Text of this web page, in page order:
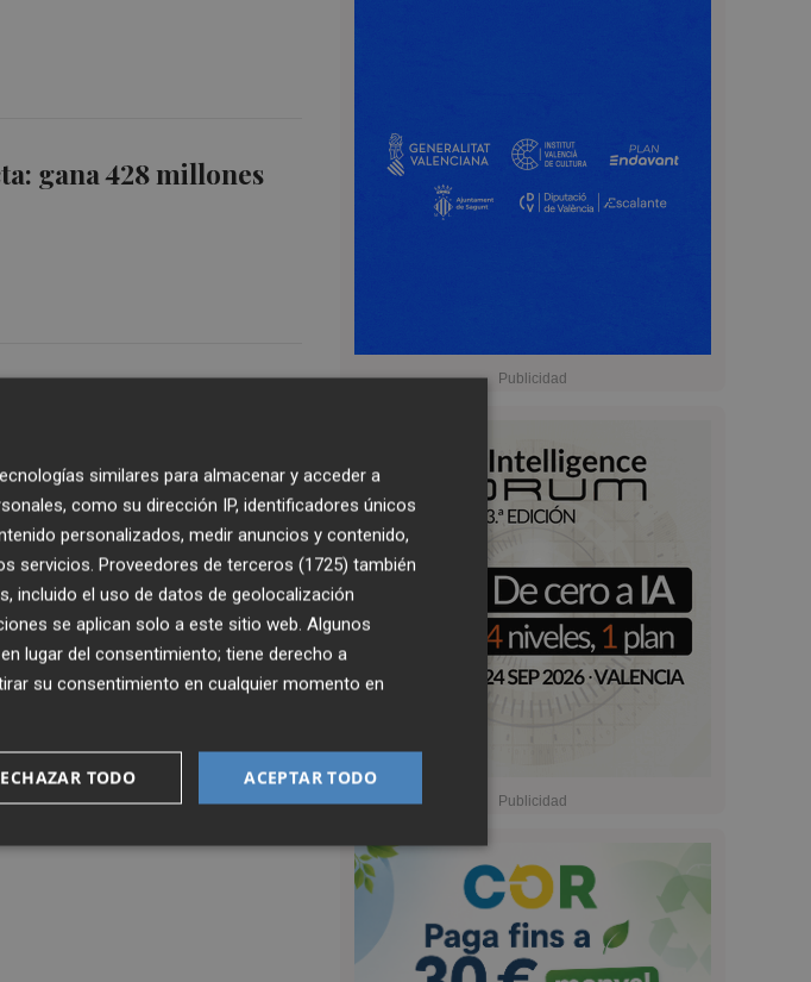
gana 428 millones
similares para almacenar y acceder a
como su dirección IP, identificadores únicos
personalizados, medir anuncios y contenido,
servicios. Proveedores de terceros (1725) también
incluido el uso de datos de geolocalización
se aplican solo a este sitio web. Algunos
lugar del consentimiento; tiene derecho a
su consentimiento en cualquier momento en
ACEPTAR TODO
TODO